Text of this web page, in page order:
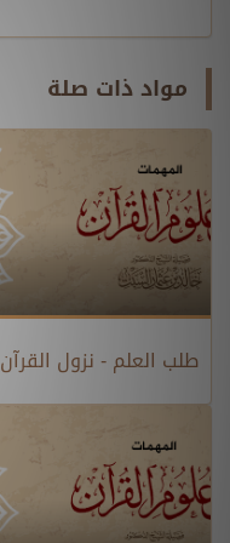
مواد ذات صلة
طلب العلم - نزول القرآن